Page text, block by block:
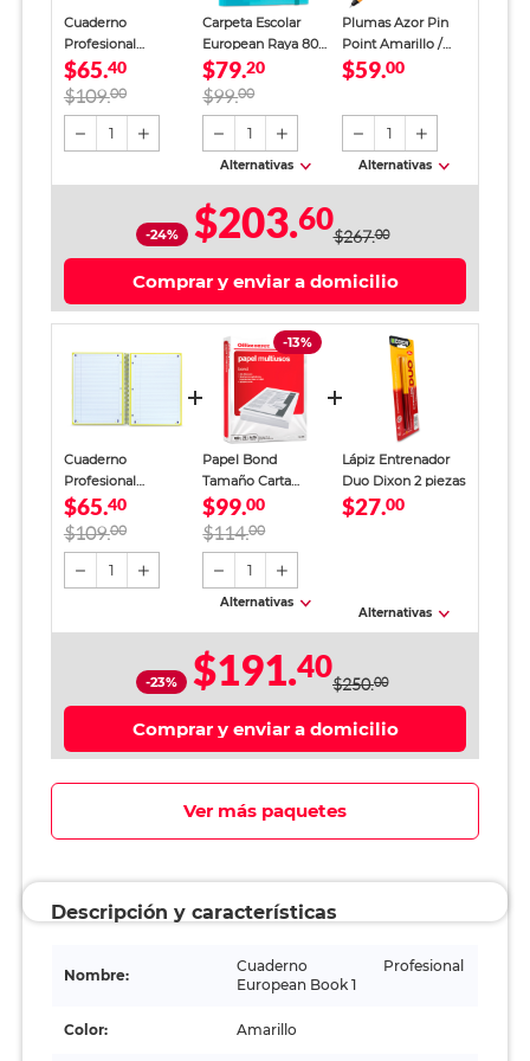
Cuaderno
Profesional
European Book 1
Raya 80 Hojas
Amarillo
$65.40
$109.00
1
Carpeta Escolar
European Raya 80
Hojas
$79.20
$99.00
1
Alternativas
Plumas Azor Pin
Point Amarillo /
Punto fino / Tinta
$59.00
1
Alternativas
-24% $203.60$267.00
Comprar y enviar a domicilio
Cuaderno
Profesional
European Book 1
Raya 80 Hojas
Amarillo
$65.40
$109.00
1
-13%
Papel Bond
Tamaño Carta
Office Depot
Blanco 500 hojas
$99.00
$114.00
1
Alternativas
Lápiz Entrenador
Duo Dixon 2 piezas
$27.00
Alternativas
-23% $191.40$250.00
Comprar y enviar a domicilio
Ver más paquetes
Descripción y características
Nombre:
Cuaderno Profesional
European Book 1
Color: Amarillo